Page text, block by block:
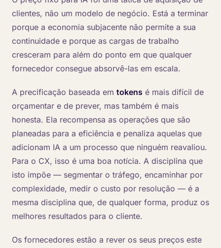
clientes, não um modelo de negócio. Está a terminar
porque a economia subjacente não permite a sua
continuidade e porque as cargas de trabalho
cresceram para além do ponto em que qualquer
fornecedor consegue absorvê-las em escala.
A precificação baseada em tokens é mais difícil de
orçamentar e de prever, mas também é mais
honesta. Ela recompensa as operações que são
planeadas para a eficiência e penaliza aquelas que
adicionam IA a um processo que ninguém reavaliou.
Para o CX, isso é uma boa notícia. A disciplina que
isto impõe — segmentar o tráfego, encaminhar por
complexidade, medir o custo por resolução — é a
mesma disciplina que, de qualquer forma, produz os
melhores resultados para o cliente.
Os fornecedores estão a rever os seus preços este